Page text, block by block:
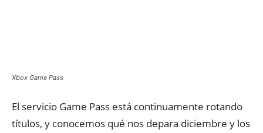
Xbox Game Pass
El servicio Game Pass está continuamente rotando
títulos, y conocemos qué nos depara diciembre y los